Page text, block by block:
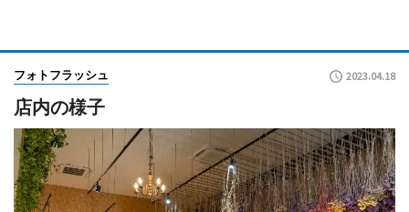
フォトフラッシュ 2023.04.18
店内の様子